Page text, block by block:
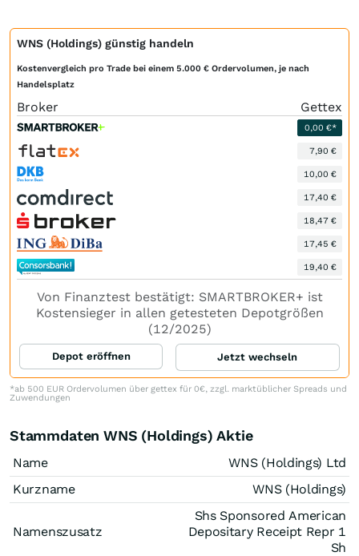
WNS (Holdings) günstig handeln
Kostenvergleich pro Trade bei einem 5.000 € Ordervolumen, je nach
Handelsplatz
Broker Gettex
0,00 €*
7,90 €
10,00 €
17,40 €
18,47 €
17,45 €
19,40 €
Von Finanztest bestätigt: SMARTBROKER+ ist
Kostensieger in allen getesteten Depotgrößen
(12/2025)
Depot eröffnen Jetzt wechseln
*ab 500 EUR Ordervolumen über gettex für 0€, zzgl. marktüblicher Spreads und
Zuwendungen
Stammdaten WNS (Holdings) Aktie
Name
WNS (Holdings) Ltd
Kurzname
WNS (Holdings)
Namenszusatz
Shs Sponsored American
Depositary Receipt Repr 1
Sh